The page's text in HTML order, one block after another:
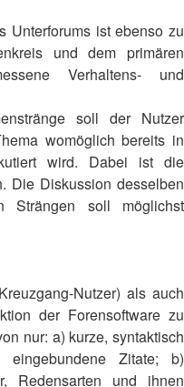
Unterforums ist ebenso zu
und dem primären
Verhaltens- und
soll der Nutzer
womöglich bereits in
wird. Dabei ist die
Die Diskussion desselben
Strängen soll möglichst
Nutzer) als auch
der Forensoftware zu
nur: a) kurze, syntaktisch
Zitate; b)
Redensarten und ihnen